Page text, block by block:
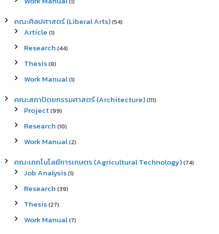
คณะศิลปศาสตร์ (Liberal Arts)(54)
Article (1)
Research (44)
Thesis(8)
Work Manual(1)
คณะสถาปัตยกรรมศาสตร์ (Architecture)(111)
Project(99)
Research (10)
Work Manual(2)
คณะเทคโนโลยีการเกษตร (Agricultural Technology)(74)
Job Analysis(1)
Research (39)
Thesis(27)
Work Manual(7)